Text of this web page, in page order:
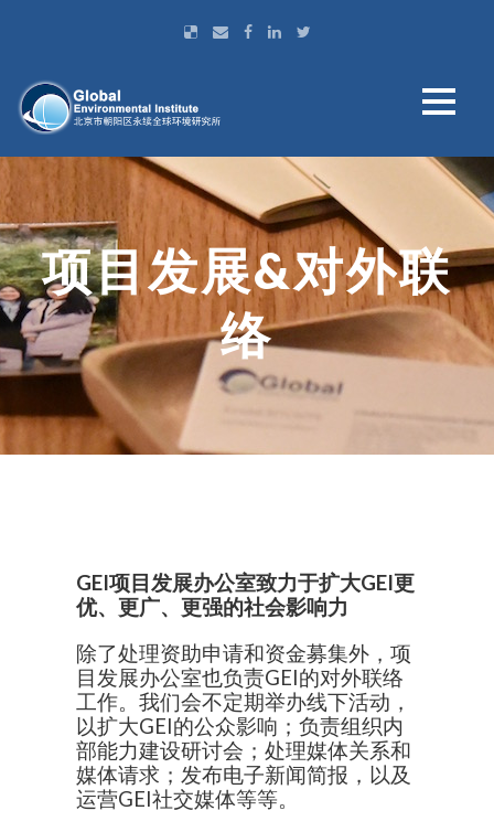
项目发展&对外联
络
GEI项目发展办公室致力于扩大GEI更
优、更广、更强的社会影响力
除了处理资助申请和资金募集外，项
目发展办公室也负责GEI的对外联络
工作。我们会不定期举办线下活动，
以扩大GEI的公众影响；负责组织内
部能力建设研讨会；处理媒体关系和
媒体请求；发布电子新闻简报，以及
运营GEI社交媒体等等。